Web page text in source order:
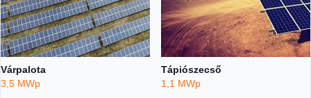
Várpalota
3,5 MWp
Tápiószecső
1,1 MWp